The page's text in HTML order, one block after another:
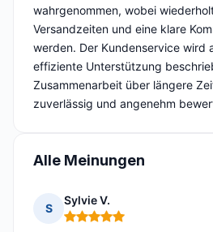
wahrgenommen, wobei
Versandzeiten und eine klare
werden. Der Kundenservice wird
effiziente Unterstützung
Zusammenarbeit über längere
zuverlässig und angenehm
Alle Meinungen
S
Sylvie V.
Hinweis: 5 von 5